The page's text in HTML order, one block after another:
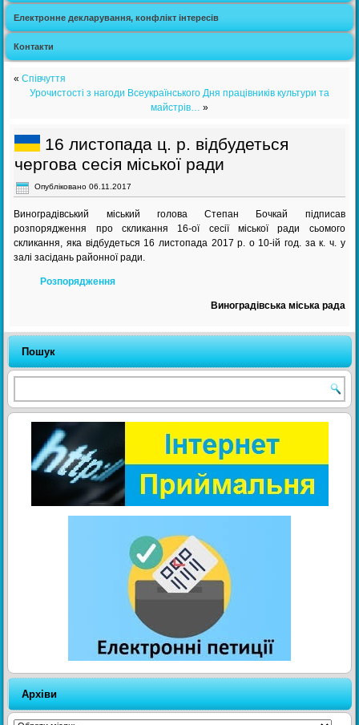
Електронне декларування, конфлікт інтересів
Контакти
«Співчуття
Урочистості з нагоди Всеукраїнського Дня працівників культури та
майстрів… »
16 листопада ц. р. відбудеться
чергова сесія міської ради
Опубліковано 06.11.2017
Виноградівський міський голова Степан Бочкай підписав
розпорядження про скликання 16-ої сесії міської ради сьомого
скликання, яка відбудеться 16 листопада 2017 р. о 10-ій год. за к. ч. у
залі засідань районної ради.
Розпорядження
Виноградівська міська рада
Пошук
Архіви